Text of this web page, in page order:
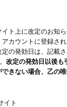
ト上に改定のお知
カウントに登録さ
の発効日は、記載
改定の発効日以後も
きない場合、乙の
イト